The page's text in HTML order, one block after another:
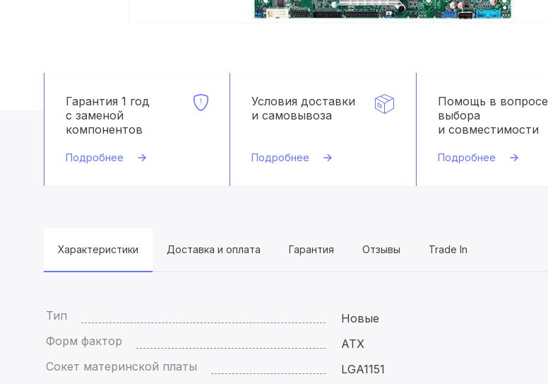
Гарантия 1 год
с заменой
компонентов
Подробнее
Условия доставки
и самовывоза
Подробнее
Помощь в вопросе
выбора
и совместимости
Подробнее
Характеристики Доставка и оплата Гарантия Отзывы Trade In
Тип
Новые
Форм фактор
ATX
Сокет материнской платы
LGA1151